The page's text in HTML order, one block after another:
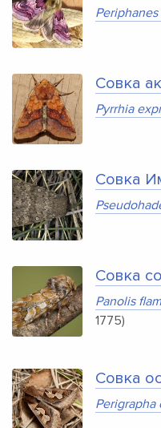
Совка
Pyrrhia
Совка
Совка
Panolis
1775)
Совка
Perigrapha